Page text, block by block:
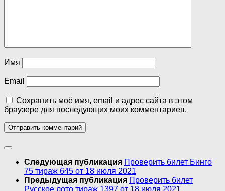
Имя
Email
Сохранить моё имя, email и адрес сайта в этом
браузере для последующих моих комментариев.
Следующая публикация Проверить билет Бинго
75 тираж 645 от 18 июля 2021
Предыдущая публикация Проверить билет
Русское лото тираж 1397 от 18 июля 2021